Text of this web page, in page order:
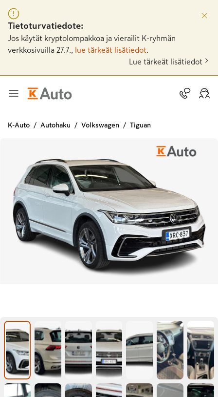
Tietoturvatiedote:
Jos käytät kryptolompakkoa ja vierailit K-ryhmän
verkkosivuilla 27.7.,
lue tärkeät lisätiedot
Lue tärkeät lisätiedot
K-Auto Autohaku Volkswagen Tiguan